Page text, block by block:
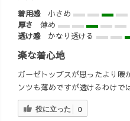
着用感
小さめ
厚さ
薄め
透け感
かなり透ける
楽な着心地
ガーゼトップスが思ったより暖
ンツも薄めですが透けるわけで
役に立った
0